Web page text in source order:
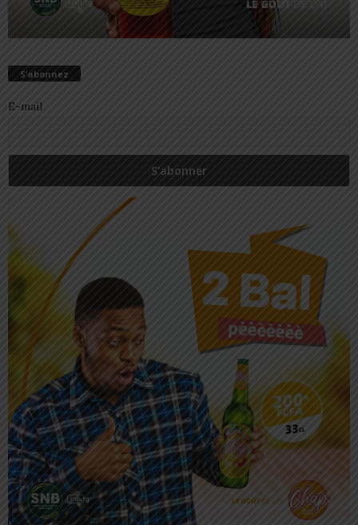
S’abonnez
E-mail